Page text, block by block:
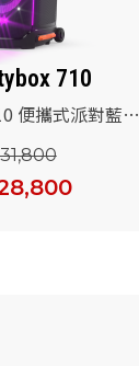
710
便攜式派對藍牙
克風)